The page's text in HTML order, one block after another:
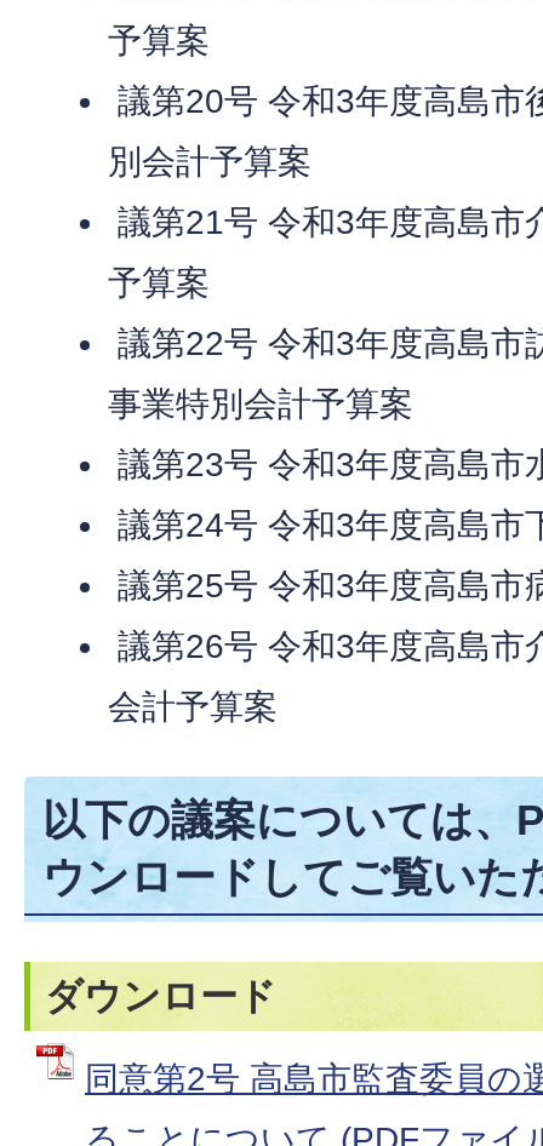
予算案
議第20号 令和3年度高島市
別会計予算案
議第21号 令和3年度高島市
予算案
議第22号 令和3年度高島市
事業特別会計予算案
議第23号 令和3年度高島市
議第24号 令和3年度高島市
議第25号 令和3年度高島市
議第26号 令和3年度高島市
会計予算案
以下の議案については、
ウンロードしてご覧いた
ダウンロード
同意第2号 高島市監査委員の